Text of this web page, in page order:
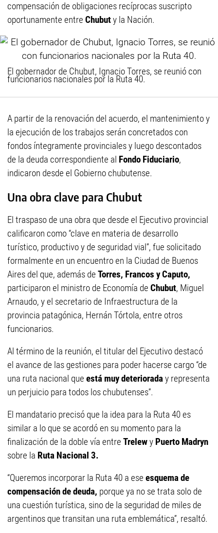
compensación de obligaciones recíprocas suscripto
oportunamente entre Chubuty la Nación.
El gobernador de Chubut, Ignacio Torres, se reunió con
funcionarios nacionales por la Ruta 40.
A partir de la renovación del acuerdo, el mantenimiento y
la ejecución de los trabajos serán concretados con
fondos íntegramente provinciales y luego descontados
de la deuda correspondiente al Fondo Fiduciario,
indicaron desde el Gobierno chubutense.
Una obra clave para Chubut
El traspaso de una obra que desde el Ejecutivo provincial
calificaron como “clave en materia de desarrollo
turístico, productivo y de seguridad vial”, fue solicitado
formalmente en un encuentro en la Ciudad de Buenos
Aires del que, además de Torres, Francos y Caputo,
participaron el ministro de Economía de Chubut, Miguel
Arnaudo, y el secretario de Infraestructura de la
provincia patagónica, Hernán Tórtola, entre otros
funcionarios.
Al término de la reunión, el titular del Ejecutivo destacó
el avance de las gestiones para poder hacerse cargo “de
una ruta nacional que está muy deterioraday representa
un perjuicio para todos los chubutenses”.
El mandatario precisó que la idea para la Ruta 40 es
similar a lo que se acordó en su momento para la
finalización de la doble vía entre Trelewy Puerto Madryn
sobre la Ruta Nacional 3.
“Queremos incorporar la Ruta 40 a ese esquema de
compensación de deuda, porque ya no se trata solo de
una cuestión turística, sino de la seguridad de miles de
argentinos que transitan una ruta emblemática”, resaltó.